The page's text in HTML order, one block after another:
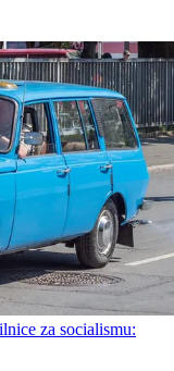
za socialismu: